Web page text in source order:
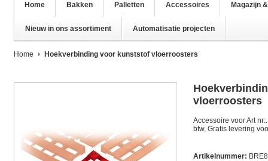
Home Bakken Palletten Accessoires Magazijn
Nieuw in ons assortiment Automatisatie projecten
Home Hoekverbinding voor kunststof vloerroosters
vloerroosters
Accessoire voor Art
btw, Gratis levering
Artikelnummer: